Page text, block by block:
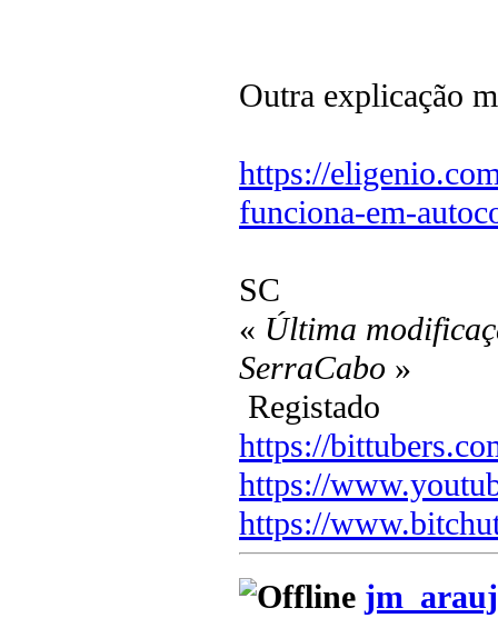
Outra explicação
https://
funciona-em-
SC
« Última
SerraCabo »
Registado
https://
https://
https://